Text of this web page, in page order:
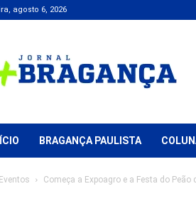
agosto 6, 2026
+
Bragança
BRAGANÇA PAULISTA
Eventos Começa a Expoagro e a Festa do Peão